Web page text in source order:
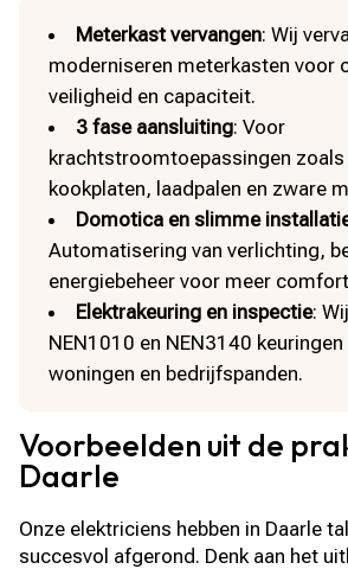
Meterkast vervangen: Wij
moderniseren meterkasten voor
veiligheid en capaciteit.
3 fase aansluiting: Voor
krachtstroomtoepassingen
kookplaten, laadpalen en zware
Domotica en slimme
Automatisering van verlichting,
energiebeheer voor meer
Elektrakeuring en inspectie:
NEN1010 en NEN3140
woningen en bedrijfspanden.
Voorbeelden uit de
Daarle
Onze elektriciens hebben in Daarle
succesvol afgerond. Denk aan het